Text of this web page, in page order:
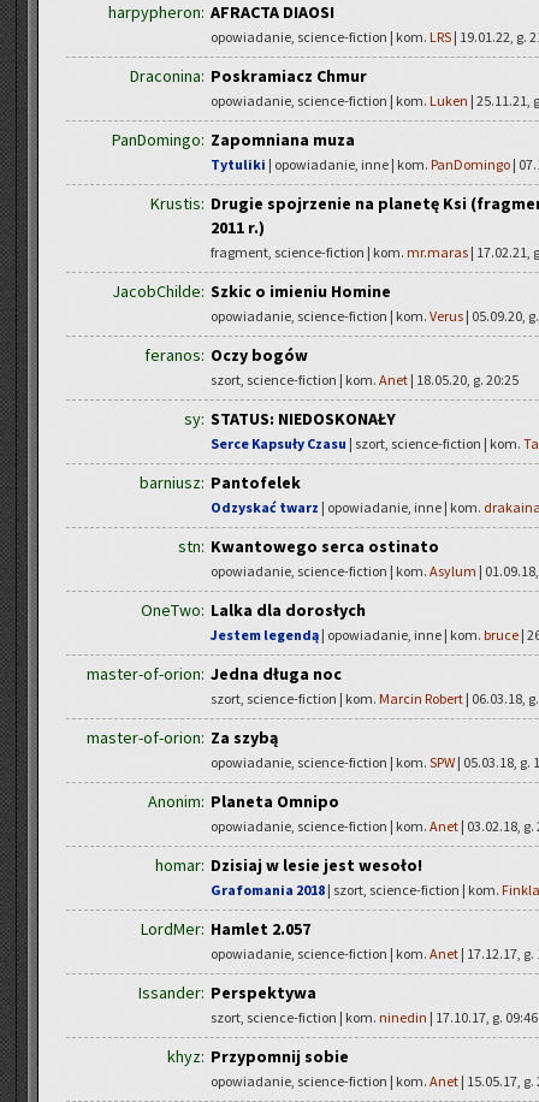
harpypheron: AFRACTA DIAOSI
opowiadanie, science-fiction | kom. LRS | 19.01.22, g.
Draconina: Poskramiacz Chmur
opowiadanie, science-fiction | kom. Luken | 25.11.21,
PanDomingo: Zapomniana muza
Tytuliki | opowiadanie, inne | kom. PanDomingo |
Krustis: Drugie spojrzenie na planetę Ksi
2011 r.)
fragment, science-fiction | kom. mr.maras | 17.02.21,
JacobChilde: Szkic o imieniu Homine
opowiadanie, science-fiction | kom. Verus | 05.09.20,
feranos: Oczy bogów
szort, science-fiction | kom. Anet | 18.05.20, g. 20:25
sy: STATUS: NIEDOSKONAŁY
Serce Kapsuły Czasu | szort, science-fiction | kom.
barniusz: Pantofelek
Odzyskać twarz | opowiadanie, inne | kom.
stn: Kwantowego serca ostinato
opowiadanie, science-fiction | kom. Asylum |
OneTwo: Lalka dla dorosłych
Jestem legendą | opowiadanie, inne | kom. bruce |
master-of-orion: Jedna długa noc
szort, science-fiction | kom. Marcin Robert | 06.03.18,
master-of-orion: Za szybą
opowiadanie, science-fiction | kom. SPW | 05.03.18, g.
Anonim: Planeta Omnipo
opowiadanie, science-fiction | kom. Anet | 03.02.18, g.
homar: Dzisiaj w lesie jest wesoło!
Grafomania 2018 | szort, science-fiction | kom. Finkla
LordMer: Hamlet 2.057
opowiadanie, science-fiction | kom. Anet | 17.12.17, g.
Issander: Perspektywa
szort, science-fiction | kom. ninedin | 17.10.17, g. 09:46
khyz: Przypomnij sobie
opowiadanie, science-fiction | kom. Anet | 15.05.17, g.